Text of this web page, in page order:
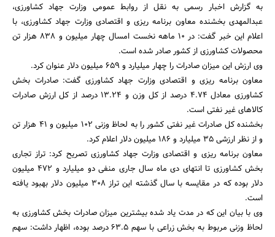
جستجو
به گزارش اخبار رسمی به نقل از روابط عمومی وزارت جهاد کشاورزی،
عبدالمهدی بخشنده معاون برنامه ریزی و اقتصادی وزارت جهاد کشاورزی، با
اعلام این خبر گفت: در 10 ماهه نخست امسال چهار میلیون و 838 هزار تن
محصولات کشاورزی از کشور صادر شده است.
وی ارزش این میزان صادرات را چهار میلیارد و 659 میلیون دلار عنوان کرد.
معاون برنامه ریزی و اقتصادی وزارت جهاد کشاورزی گفت: صادرات بخش
کشاورزی معادل 4.74 درصد از کل وزن و 13.24 درصد از کل ارزش صادرات
کالاهای غیر نفتی است.
بخشنده کل صادرات غیر نفتی کشور را به لحاظ وزنی 102 میلیون و 41 هزار تن
و از نظر ارزشی 35 میلیارد و 186 میلیون دلار اعلام کرد.
معاون برنامه ریزی و اقتصادی وزارت جهاد کشاورزی تصریح کرد: تراز تجاری
بخش کشاورزی تا انتهای دی ماه سال جاری منفی دو میلیارد و 472 میلیون
دلار بوده که در مقایسه با سال گذشته این تراز 308 میلیون دلار بهبود یافته
است.
وی با بیان این که در مدت یاد شده بیشترین میزان صادرات بخش کشاورزی به
لحاظ وزنی مربوط به بخش زراعی با سهم 63.5 درصد بوده، اظهار داشت: سهم